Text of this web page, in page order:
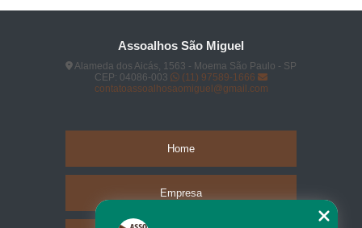
Assoalhos São Miguel
Alameda dos Aicás, 1563 - Moema São Paulo - SP
CEP: 04086-003
(11) 97589-1666
contatoassoalhosaomiguel@gmail.com
Home
Empresa